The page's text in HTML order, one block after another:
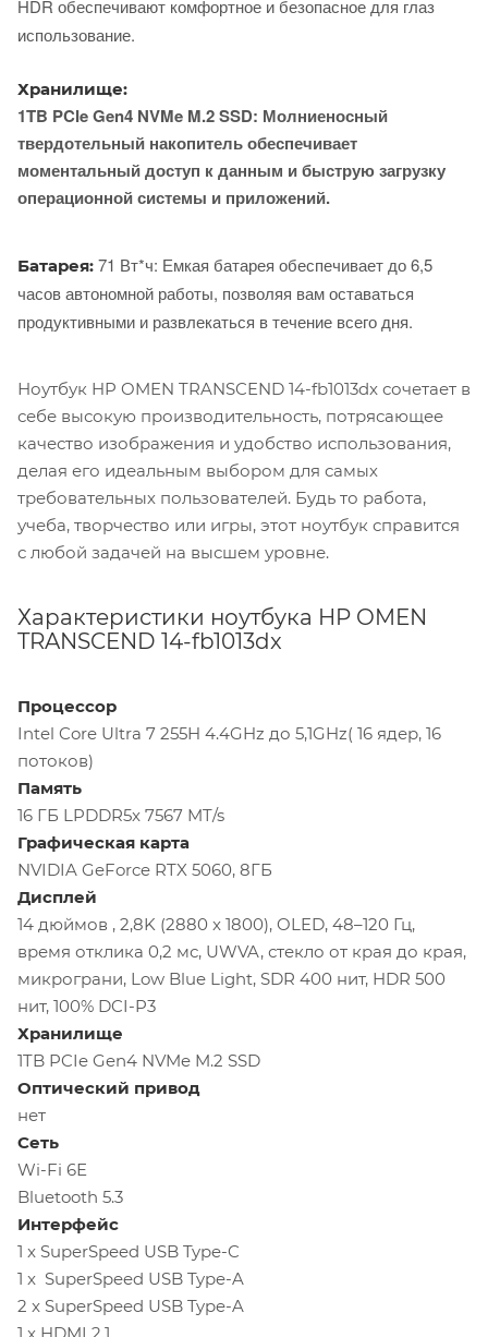
HDR обеспечивают комфортное и безопасное для глаз
использование.
Хранилище:
1TB PCIe Gen4 NVMe M.2 SSD: Молниеносный
твердотельный накопитель обеспечивает
моментальный доступ к данным и быструю загрузку
операционной системы и приложений.
Батарея: 71 Вт*ч: Емкая батарея обеспечивает до 6,5
часов автономной работы, позволяя вам оставаться
продуктивными и развлекаться в течение всего дня.
Ноутбук HP OMEN TRANSCEND 14-fb1013dx сочетает в
себе высокую производительность, потрясающее
качество изображения и удобство использования,
делая его идеальным выбором для самых
требовательных пользователей. Будь то работа,
учеба, творчество или игры, этот ноутбук справится
с любой задачей на высшем уровне.
Характеристики ноутбука HP OMEN
TRANSCEND 14-fb1013dx
Процессор
Intel Core Ultra 7 255H 4.4GHz до 5,1GHz( 16 ядер, 16
потоков)
Память
16 ГБ LPDDR5x 7567 MT/s
Графическая карта
NVIDIA GeForce RTX 5060, 8ГБ
Дисплей
14 дюймов , 2,8K (2880 x 1800), OLED, 48–120 Гц,
время отклика 0,2 мс, UWVA, стекло от края до края,
микрограни, Low Blue Light, SDR 400 нит, HDR 500
нит, 100% DCI-P3
Хранилище
1TB PCIe Gen4 NVMe M.2 SSD
Оптический привод
нет
Сеть
Wi-Fi 6Е
Bluetooth 5.3
Интерфейс
1 x SuperSpeed ​​USB Type-C
1 x SuperSpeed ​​USB Type-A
2 x SuperSpeed ​​USB Type-A